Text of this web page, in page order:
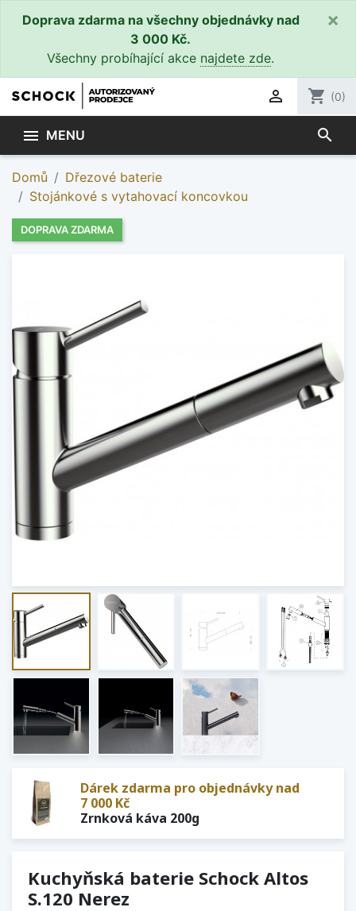
Doprava zdarma na všechny objednávky nad
3 000 Kč.
Všechny probíhající akce najdete zde.
×
 shopping_cart (0)
 MENU search
Domů
Dřezové baterie
Stojánkové s vytahovací koncovkou
DOPRAVA ZDARMA
Dárek zdarma pro objednávky nad
7 000 Kč
Zrnková káva 200g
Kuchyňská baterie Schock Altos
S.120 Nerez